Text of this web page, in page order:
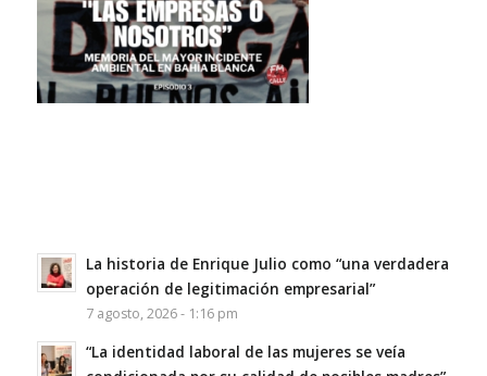
La historia de Enrique Julio como “una verdadera
operación de legitimación empresarial”
7 agosto, 2026 - 1:16 pm
“La identidad laboral de las mujeres se veía